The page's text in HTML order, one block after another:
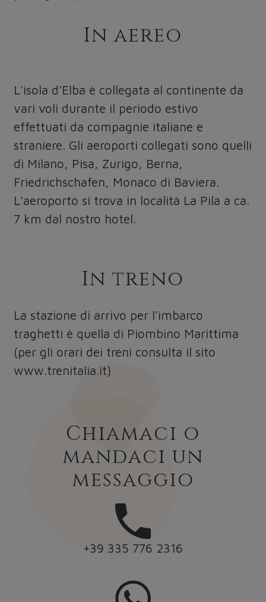
In aereo
L'isola d'Elba è collegata al continente da
vari voli durante il periodo estivo
effettuati da compagnie italiane e
straniere. Gli aeroporti collegati sono quelli
di Milano, Pisa, Zurigo, Berna,
Friedrichschafen, Monaco di Baviera.
L'aeroporto si trova in località La Pila a ca.
7 km dal nostro hotel.
In treno
La stazione di arrivo per l'imbarco
traghetti è quella di Piombino Marittima
(per gli orari dei treni consulta il sito
www.trenitalia.it)
Chiamaci o
mandaci un
messaggio
+39 335 776 2316